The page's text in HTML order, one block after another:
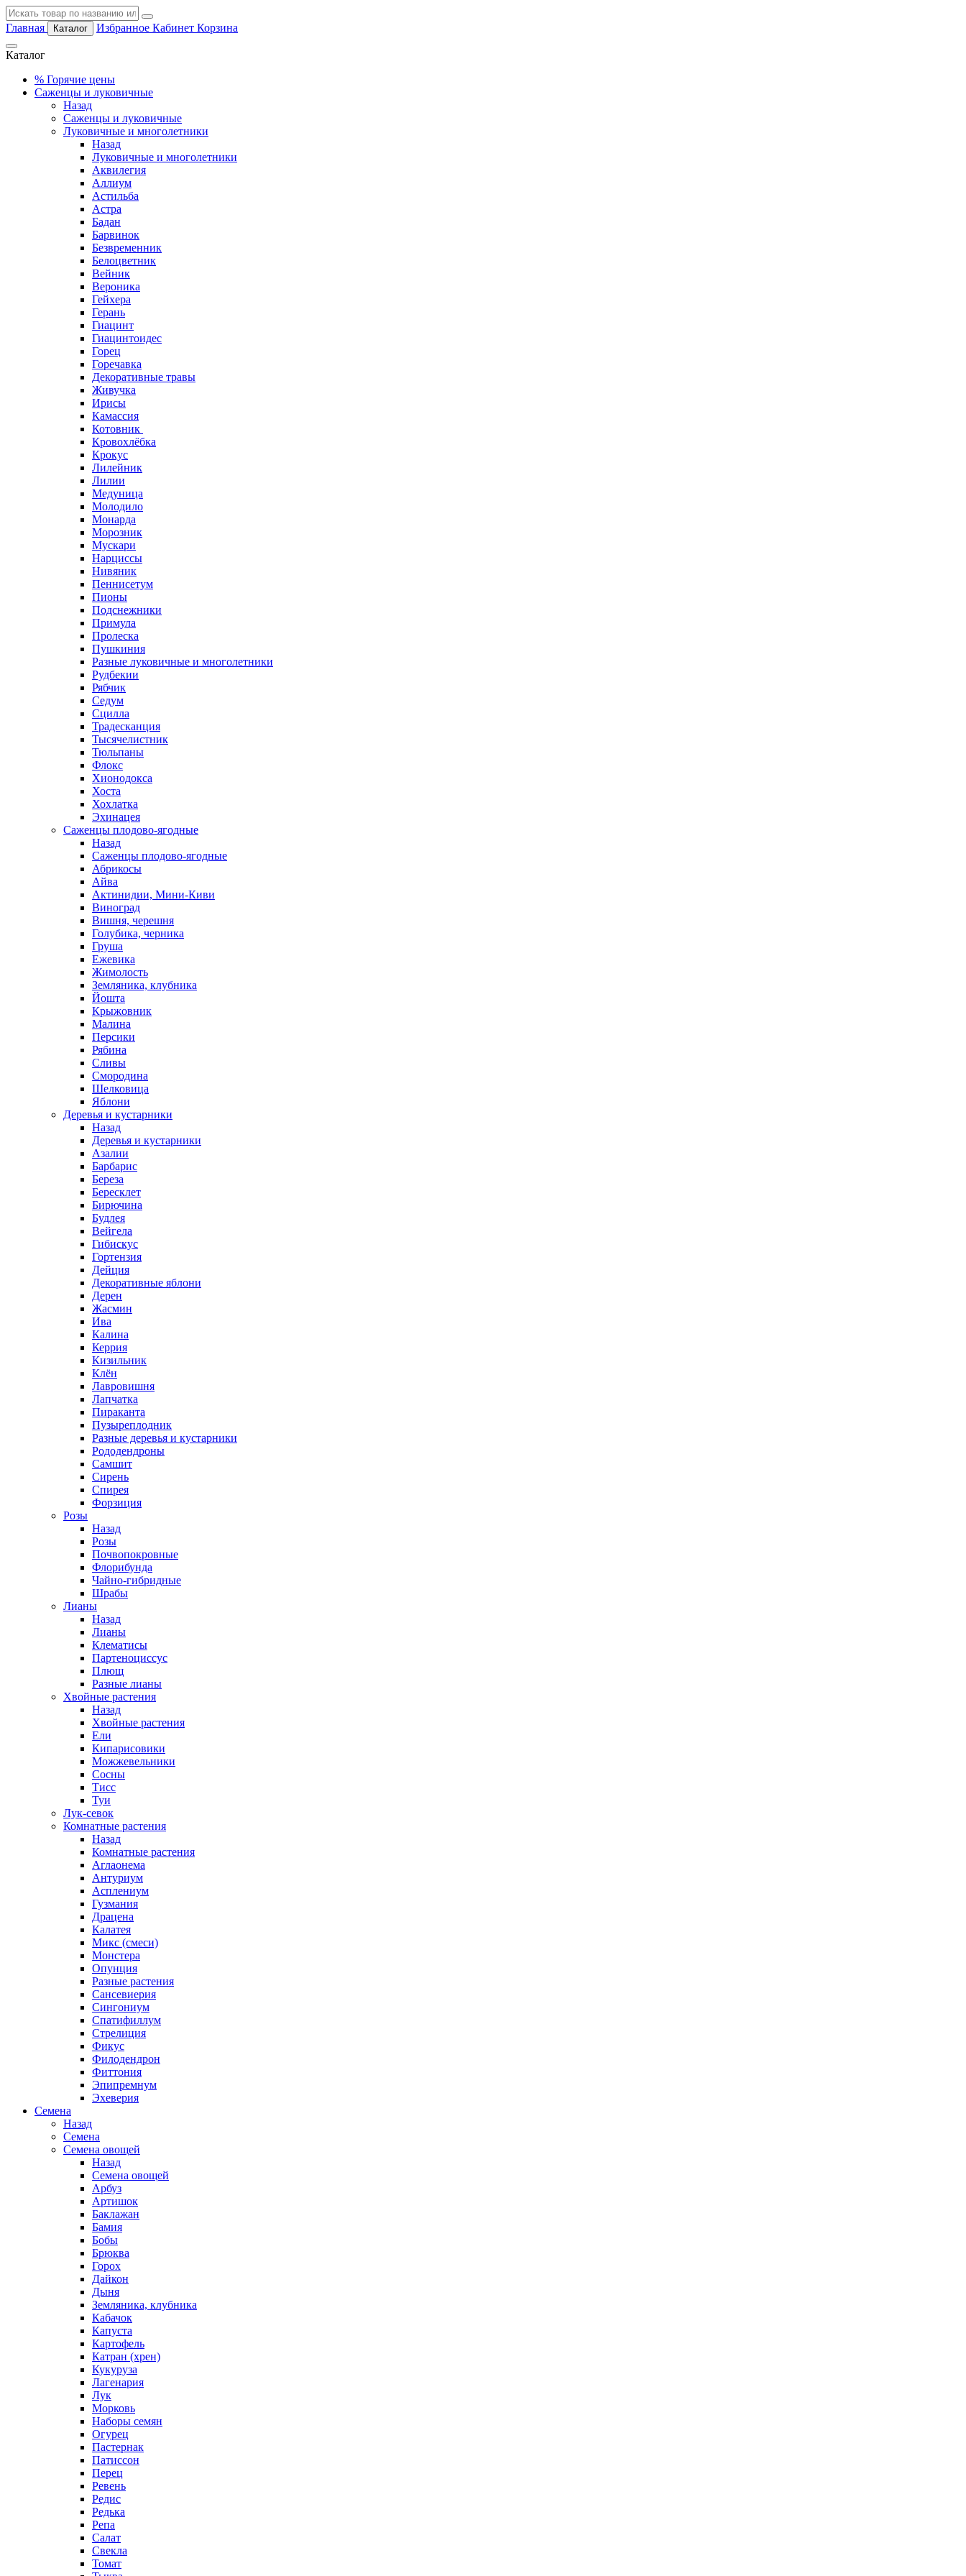
Главная Каталог Избранное Кабинет Корзина
Каталог
% Горячие цены
Саженцы и луковичные
Назад
Саженцы и луковичные
Луковичные и многолетники
Назад
Луковичные и многолетники
Аквилегия
Аллиум
Астильба
Астра
Бадан
Барвинок
Безвременник
Белоцветник
Вейник
Вероника
Гейхера
Герань
Гиацинт
Гиацинтоидес
Горец
Горечавка
Декоративные травы
Живучка
Ирисы
Камассия
Котовник
Кровохлёбка
Крокус
Лилейник
Лилии
Медуница
Молодило
Монарда
Морозник
Мускари
Нарциссы
Нивяник
Пеннисетум
Пионы
Подснежники
Примула
Пролеска
Пушкиния
Разные луковичные и многолетники
Рудбекии
Рябчик
Седум
Сцилла
Традесканция
Тысячелистник
Тюльпаны
Флокс
Хионодокса
Хоста
Хохлатка
Эхинацея
Саженцы плодово-ягодные
Назад
Саженцы плодово-ягодные
Абрикосы
Айва
Актинидии, Мини-Киви
Виноград
Вишня, черешня
Голубика, черника
Груша
Ежевика
Жимолость
Земляника, клубника
Йошта
Крыжовник
Малина
Персики
Рябина
Сливы
Смородина
Шелковица
Яблони
Деревья и кустарники
Назад
Деревья и кустарники
Азалии
Барбарис
Береза
Бересклет
Бирючина
Будлея
Вейгела
Гибискус
Гортензия
Дейция
Декоративные яблони
Дерен
Жасмин
Ива
Калина
Керрия
Кизильник
Клён
Лавровишня
Лапчатка
Пираканта
Пузыреплодник
Разные деревья и кустарники
Рододендроны
Самшит
Сирень
Спирея
Форзиция
Розы
Назад
Розы
Почвопокровные
Флорибунда
Чайно-гибридные
Шрабы
Лианы
Назад
Лианы
Клематисы
Партеноциссус
Плющ
Разные лианы
Хвойные растения
Назад
Хвойные растения
Ели
Кипарисовики
Можжевельники
Сосны
Тисс
Туи
Лук-севок
Комнатные растения
Назад
Комнатные растения
Аглаонема
Антуриум
Асплениум
Гузмания
Драцена
Калатея
Микс (смеси)
Монстера
Опунция
Разные растения
Сансевиерия
Сингониум
Спатифиллум
Стрелиция
Фикус
Филодендрон
Фиттония
Эпипремнум
Эхеверия
Семена
Назад
Семена
Семена овощей
Назад
Семена овощей
Арбуз
Артишок
Баклажан
Бамия
Бобы
Брюква
Горох
Дайкон
Дыня
Земляника, клубника
Кабачок
Капуста
Картофель
Катран (хрен)
Кукуруза
Лагенария
Лук
Морковь
Наборы семян
Огурец
Пастернак
Патиссон
Перец
Ревень
Редис
Редька
Репа
Салат
Свекла
Томат